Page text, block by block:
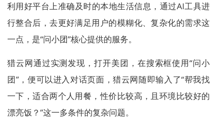
利用好平台上准确及时的本地生活信息，通过AI工具进
行整合后，去更好满足用户的模糊化、复杂化的需求这
一点，是“问小团”核心提供的服务。
猎云网通过实测发现，打开美团，在搜索框使用“问小
团”，便可以进入对话页面，猎云网随即输入了“帮我找
一下，适合两个人用餐，性价比较高，且环境比较好的
漂亮饭？”这一多条件的复杂问题。